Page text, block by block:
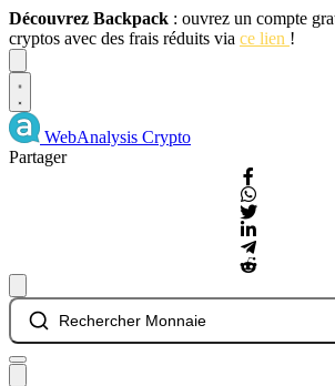
Découvrez Backpack : ouvrez un compte
cryptos avec des frais réduits via ce lien !
WebAnalysis Crypto
Partager
Rechercher Monnaie